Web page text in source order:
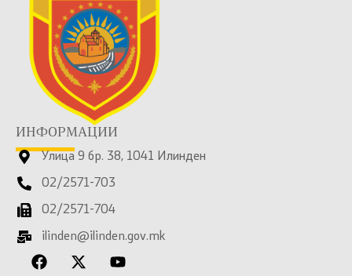
ИНФОРМАЦИИ
Улица 9 бр. 38, 1041 Илинден
02/2571-703
02/2571-704
ilinden@ilinden.gov.mk